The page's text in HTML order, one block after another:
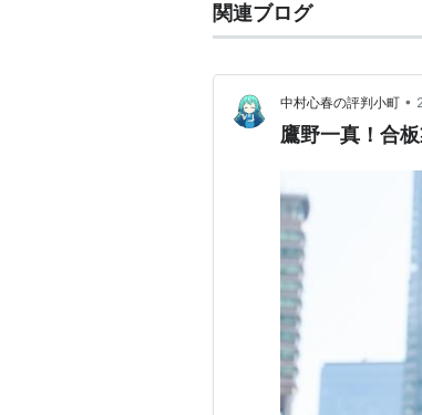
関連ブログ
中村心春の評判小町 •
鷹野一真！合